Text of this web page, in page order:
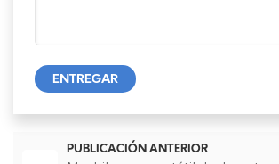
ENTREGAR
PUBLICACIÓN ANTERIOR